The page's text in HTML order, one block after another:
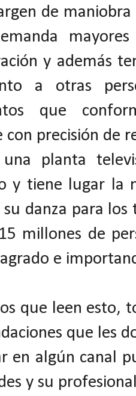
de maniobra
mayores
y además
a otras
que
con precisión de
planta
y tiene lugar la
su danza para
millones de
e
que leen esto,
que les
en algún canal
y su